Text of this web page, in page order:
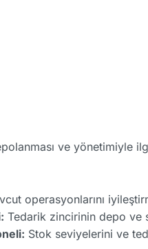
ve
operasyonlarını
Tedarik zincirinin depo ve
Stok seviyelerini ve